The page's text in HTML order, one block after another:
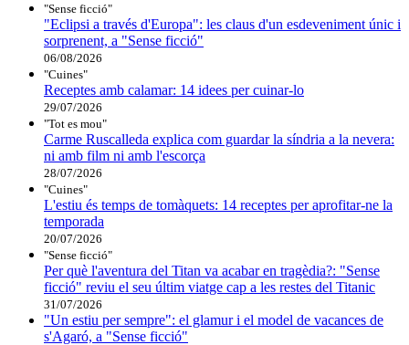
"Sense ficció"
"Eclipsi a través d'Europa": les claus d'un esdeveniment únic i
sorprenent, a "Sense ficció"
06/08/2026
"Cuines"
Receptes amb calamar: 14 idees per cuinar-lo
29/07/2026
"Tot es mou"
Carme Ruscalleda explica com guardar la síndria a la nevera:
ni amb film ni amb l'escorça
28/07/2026
"Cuines"
L'estiu és temps de tomàquets: 14 receptes per aprofitar-ne la
temporada
20/07/2026
"Sense ficció"
Per què l'aventura del Titan va acabar en tragèdia?: "Sense
ficció" reviu el seu últim viatge cap a les restes del Titanic
31/07/2026
"Un estiu per sempre": el glamur i el model de vacances de
s'Agaró, a "Sense ficció"